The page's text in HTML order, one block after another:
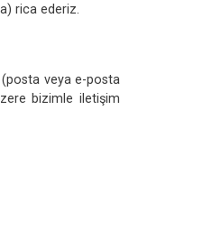
rica ederiz.
(posta veya e-posta
bizimle iletişim